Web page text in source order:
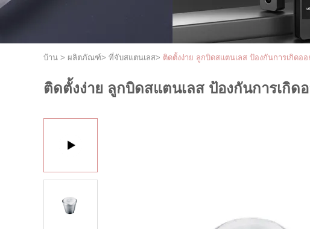
บ้าน > ผลิตภัณฑ์> ที่จับสแตนเลส> ติดตั้งง่าย ลูกบิดสแตนเลส ป้องกันการเกิด
ติดตั้งง่าย ลูกบิดสแตนเลส ป้องกันการเกิ